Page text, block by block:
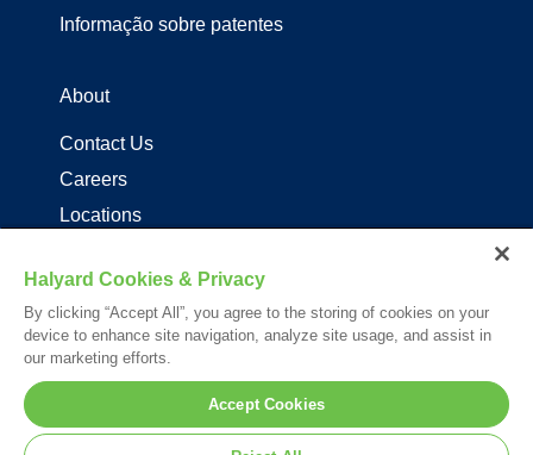
Informação sobre patentes
About
Contact Us
Careers
Locations
Follow Us
Halyard Cookies & Privacy
By clicking “Accept All”, you agree to the storing of cookies on your
device to enhance site navigation, analyze site usage, and assist in
our marketing efforts.
Accept Cookies